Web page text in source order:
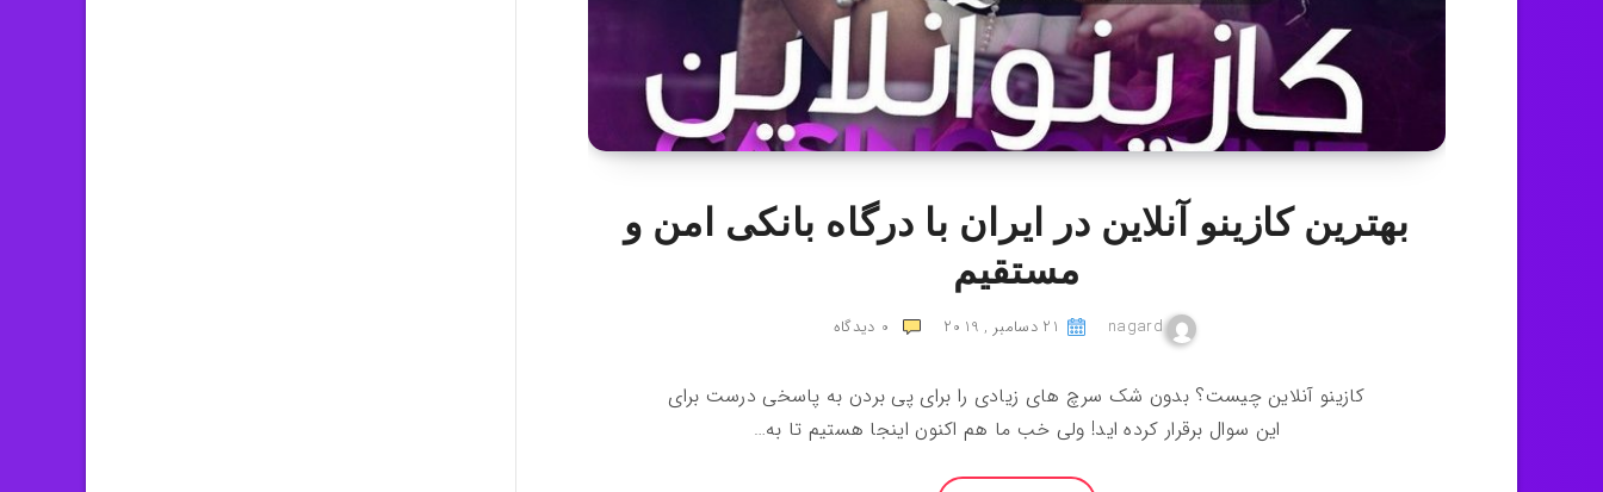
بهترین کازینو آنلاین در ایران با درگاه بانکی امن و
مستقیم
nagard 21 دسامبر , 2019 0 دیدگاه
کازینو آنلاین چیست؟ بدون شک سرچ های زیادی را برای پی بردن به پاسخی درست برای
این سوال برقرار کرده اید! ولی خب ما هم اکنون اینجا هستیم تا به…